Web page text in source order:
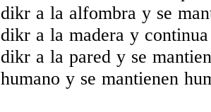
dikr a la alfombra y se
dikr a la madera y
dikr a la pared y se
humano y se mantienen